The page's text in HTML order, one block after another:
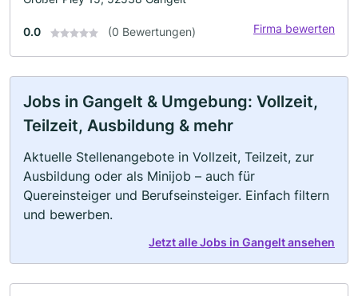
0.0 (0 Bewertungen) Firma bewerten
Jobs in Gangelt & Umgebung: Vollzeit,
Teilzeit, Ausbildung & mehr
Aktuelle Stellenangebote in Vollzeit, Teilzeit, zur
Ausbildung oder als Minijob – auch für
Quereinsteiger und Berufseinsteiger. Einfach filtern
und bewerben.
Jetzt alle Jobs in Gangelt ansehen